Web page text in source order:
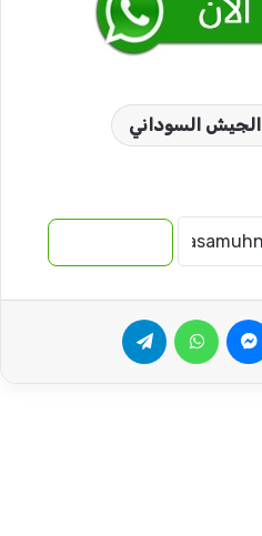
الجيش السوداني
ماسنجر واتساب